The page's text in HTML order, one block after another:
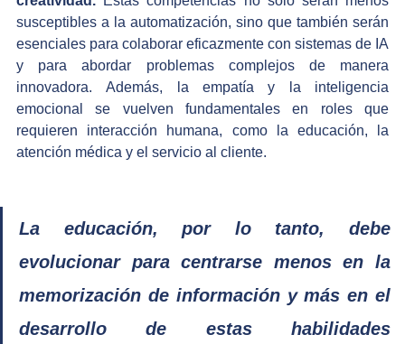
susceptibles a la automatización, sino que también serán
esenciales para colaborar eficazmente con sistemas de IA
y para abordar problemas complejos de manera
innovadora. Además, la empatía y la inteligencia
emocional se vuelven fundamentales en roles que
requieren interacción humana, como la educación, la
atención médica y el servicio al cliente. ​
La educación, por lo tanto, debe
evolucionar para centrarse menos en la
memorización de información y más en el
desarrollo de estas habilidades